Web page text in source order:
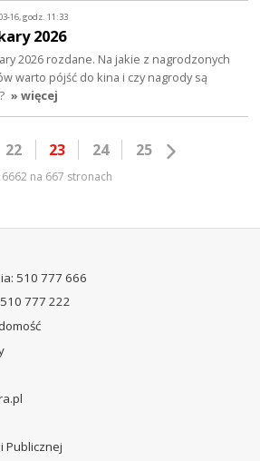
16, godz. 11:33
2026
2026 rozdane. Na jakie z nagrodzonych
warto pójść do kina i czy nagrody są
» więcej
22 23 24 25
6662 na 667 stronach
510 777 666
777 222
Publicznej